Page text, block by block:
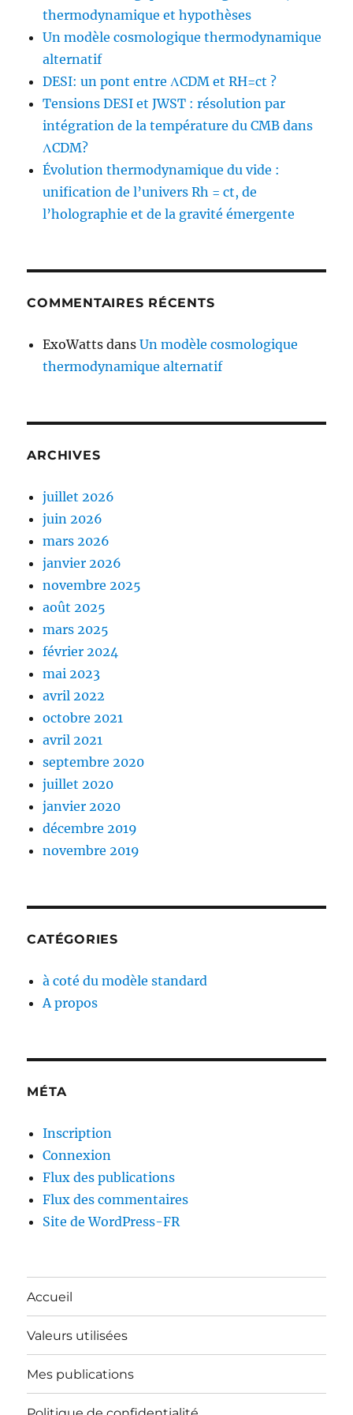
thermodynamique et hypothèses
Un modèle cosmologique thermodynamique
alternatif
DESI: un pont entre ΛCDM et RH=ct ?
Tensions DESI et JWST : résolution par
intégration de la température du CMB dans
ΛCDM?
Évolution thermodynamique du vide :
unification de l’univers Rh = ct, de
l’holographie et de la gravité émergente
COMMENTAIRES RÉCENTS
ExoWatts dansUn modèle cosmologique
thermodynamique alternatif
ARCHIVES
juillet 2026
juin 2026
mars 2026
janvier 2026
novembre 2025
août 2025
mars 2025
février 2024
mai 2023
avril 2022
octobre 2021
avril 2021
septembre 2020
juillet 2020
janvier 2020
décembre 2019
novembre 2019
CATÉGORIES
à coté du modèle standard
A propos
MÉTA
Inscription
Connexion
Flux des publications
Flux des commentaires
Site de WordPress-FR
Accueil
Valeurs utilisées
Mes publications